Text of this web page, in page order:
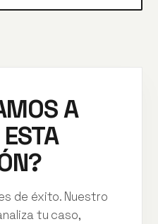
A
de éxito. Nuestro
tu caso,